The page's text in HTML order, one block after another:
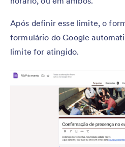
Após definir esse limite, o
formulário do Google
limite for atingido.